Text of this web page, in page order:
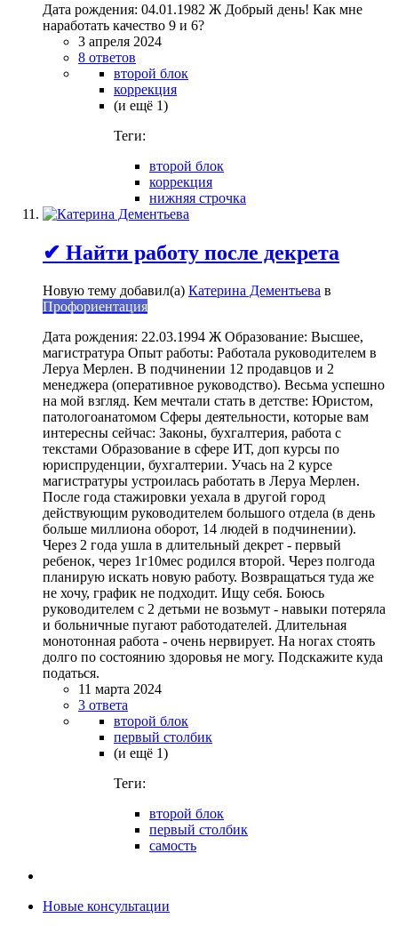
Дата рождения: 04.01.1982 Ж Добрый день! Как мне
наработать качество 9 и 6?
3 апреля 2024
8 ответов
второй блок
коррекция
(и ещё 1)
Теги:
второй блок
коррекция
нижняя строчка
✔ Найти работу после декрета
Новую тему добавил(а) Катерина Дементьева в
Профориентация
Дата рождения: 22.03.1994 Ж Образование: Высшее,
магистратура Опыт работы: Работала руководителем в
Леруа Мерлен. В подчинении 12 продавцов и 2
менеджера (оперативное руководство). Весьма успешно
на мой взгляд. Кем мечтали стать в детстве: Юристом,
патологоанатомом Сферы деятельности, которые вам
интересны сейчас: Законы, бухгалтерия, работа с
текстами Образование в сфере ИТ, доп курсы по
юриспруденции, бухгалтерии. Учась на 2 курсе
магистратуры устроилась работать в Леруа Мерлен.
После года стажировки уехала в другой город
действующим руководителем большого отдела (в день
больше миллиона оборот, 14 людей в подчинении).
Через 2 года ушла в длительный декрет - первый
ребенок, через 1г10мес родился второй. Через полгода
планирую искать новую работу. Возвращаться туда же
не хочу, график не подходит. Ищу себя. Боюсь
руководителем с 2 детьми не возьмут - навыки потеряла
и больничные пугают работодателей. Длительная
монотонная работа - очень нервирует. На ногах стоять
долго по состоянию здоровья не могу. Подскажите куда
податься.
11 марта 2024
3 ответа
второй блок
первый столбик
(и ещё 1)
Теги:
второй блок
первый столбик
самость
Новые консультации